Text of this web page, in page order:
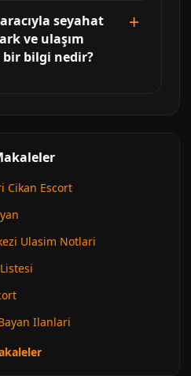
seyahat
ve ulaşım
bilgi nedir?
Cikan Escort
Ulasim Notlari
Ilanlari